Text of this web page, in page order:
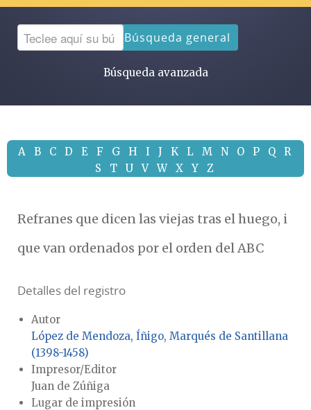
Búsqueda general
Búsqueda avanzada
A B C D E F G H I J K L M N O P Q
R
S
T U V W X Y Z
Refranes que dicen las viejas tras el huego, i
que van ordenados por el orden del ABC
Detalles del registro
Autor
López de Mendoza, Íñigo, Marqués de Santillana
(1398-1458)
Impresor/Editor
Juan de Zúñiga
Lugar de impresión